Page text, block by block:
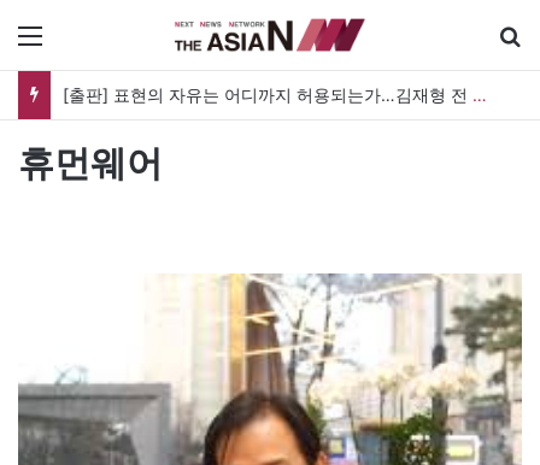
[출판] 표현의 자유는 어디까지 허용되는가…김재형 전 대법관 ‘언론과 인격권’
휴먼웨어